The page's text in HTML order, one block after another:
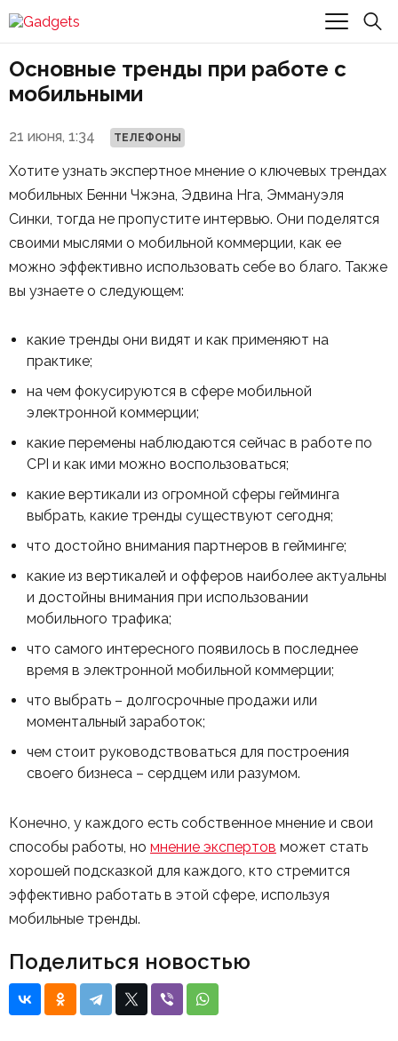
Основные тренды при работе с
мобильными
21 июня, 1:34 ТЕЛЕФОНЫ
Хотите узнать экспертное мнение о ключевых трендах
мобильных Бенни Чжэна, Эдвина Нга, Эммануэля
Синки, тогда не пропустите интервью. Они поделятся
своими мыслями о мобильной коммерции, как ее
можно эффективно использовать себе во благо. Также
вы узнаете о следующем:
какие тренды они видят и как применяют на
практике;
на чем фокусируются в сфере мобильной
электронной коммерции;
какие перемены наблюдаются сейчас в работе по
CPI и как ими можно воспользоваться;
какие вертикали из огромной сферы гейминга
выбрать, какие тренды существуют сегодня;
что достойно внимания партнеров в гейминге;
какие из вертикалей и офферов наиболее актуальны
и достойны внимания при использовании
мобильного трафика;
что самого интересного появилось в последнее
время в электронной мобильной коммерции;
что выбрать – долгосрочные продажи или
моментальный заработок;
чем стоит руководствоваться для построения
своего бизнеса – сердцем или разумом.
Конечно, у каждого есть собственное мнение и свои
способы работы, но мнение экспертов может стать
хорошей подсказкой для каждого, кто стремится
эффективно работать в этой сфере, используя
мобильные тренды.
Поделиться новостью